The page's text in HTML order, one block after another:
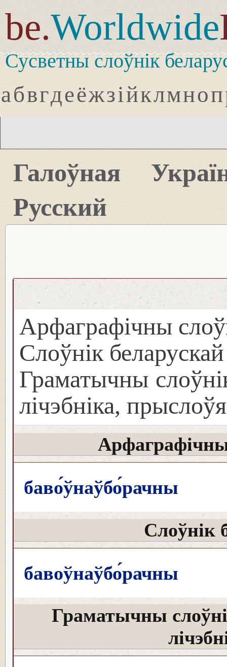
be.Worldwide
Сусветны слоўнік
абвгдеёжзійклмноп
Галоўная
Русский
Арфаграфічны
Слоўнік
Граматычны
лічэбніка, прыслоўя
баво́ўнаўбо́рачны
Слоўнік
бавоўнаўбо́рачны
Граматычны